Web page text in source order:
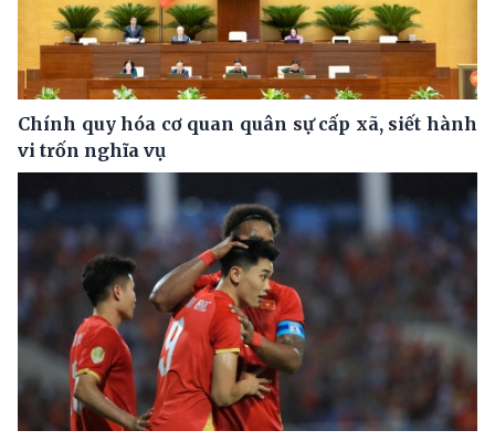
Chính quy hóa cơ quan quân sự cấp xã, siết hành
vi trốn nghĩa vụ